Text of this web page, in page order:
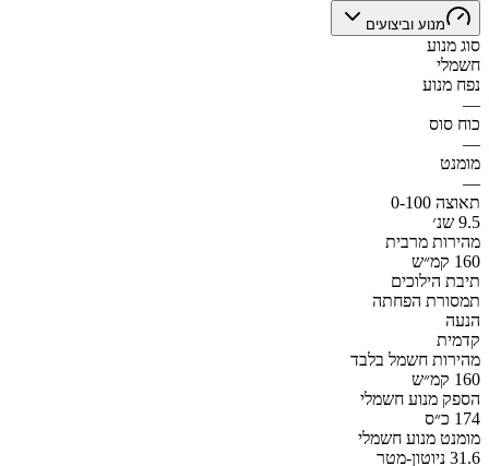
מנוע וביצועים
סוג מנוע
חשמלי
נפח מנוע
—
כוח סוס
—
מומנט
—
תאוצה 0-100
9.5 שנ׳
מהירות מרבית
160 קמ״ש
תיבת הילוכים
תמסורת הפחתה
הנעה
קדמית
מהירות חשמל בלבד
160 קמ״ש
הספק מנוע חשמלי
174 כ״ס
מומנט מנוע חשמלי
31.6 ניוטון-מטר